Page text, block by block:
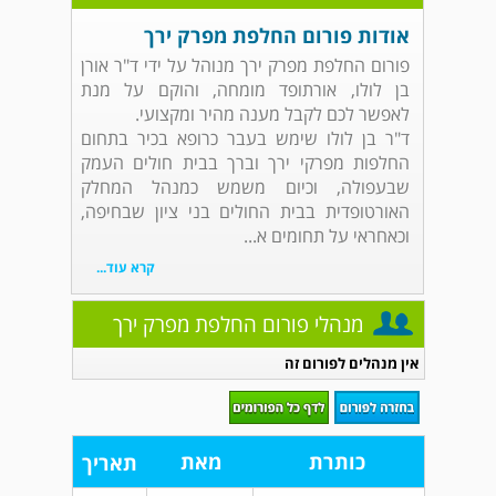
אודות פורום החלפת מפרק ירך
פורום החלפת מפרק ירך מנוהל על ידי ד"ר אורן
בן לולו, אורתופד מומחה, והוקם על מנת
לאפשר לכם לקבל מענה מהיר ומקצועי.
ד"ר בן לולו שימש בעבר כרופא בכיר בתחום
החלפות מפרקי ירך וברך בבית חולים העמק
שבעפולה, וכיום משמש כמנהל המחלק
האורטופדית בבית החולים בני ציון שבחיפה,
וכאחראי על תחומים א...
קרא עוד...
מנהלי פורום החלפת מפרק ירך
אין מנהלים לפורום זה
כותרת מאת תאריך